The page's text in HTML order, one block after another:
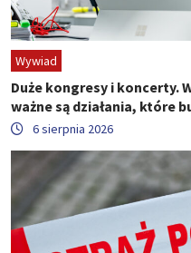
Wywiad
Duże kongresy i koncerty.
ważne są działania, które
6 sierpnia 2026